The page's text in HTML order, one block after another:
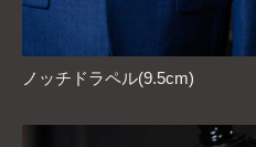
ノッチドラペル(9.5cm)